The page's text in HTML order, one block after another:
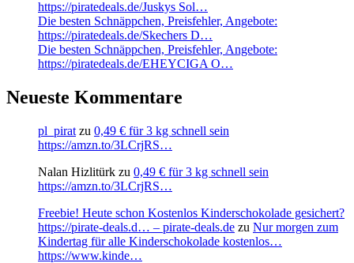
https://piratedeals.de/Juskys Sol…
Die besten Schnäppchen, Preisfehler, Angebote:
https://piratedeals.de/Skechers D…
Die besten Schnäppchen, Preisfehler, Angebote:
https://piratedeals.de/EHEYCIGA O…
Neueste Kommentare
pl_pirat zu 0,49 € für 3 kg schnell sein
https://amzn.to/3LCrjRS…
Nalan Hizlitürk zu 0,49 € für 3 kg schnell sein
https://amzn.to/3LCrjRS…
Freebie! Heute schon Kostenlos Kinderschokolade gesichert?
https://pirate-deals.d… – pirate-deals.de zu Nur morgen zum
Kindertag für alle Kinderschokolade kostenlos…
https://www.kinde…